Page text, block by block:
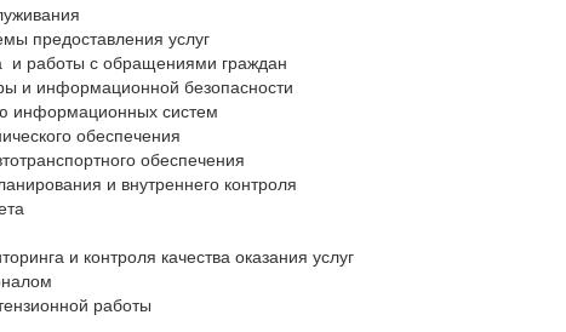
предоставления услуг
и работы с обращениями граждан
и информационной безопасности
информационных систем
обеспечения
обеспечения
и внутреннего контроля
и контроля качества оказания услуг
работы